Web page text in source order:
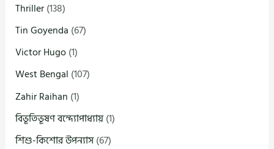
Thriller(138)
Tin Goyenda (67)
Victor Hugo(1)
West Bengal (107)
Zahir Raihan (1)
বিভূতিভূষণ বন্দ্যোপাধ্যায়(1)
শিশু-কিশোর উপন্যাস(67)